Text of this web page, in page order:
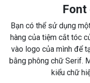
Font
Bạn có thể sử dụng
hàng của tiệm cắt tóc
vào logo của mình để
bằng phông chữ Serif.
kiểu chữ